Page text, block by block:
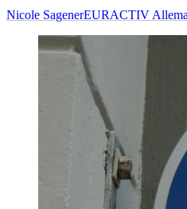
Nicole SagenerEURACTIV